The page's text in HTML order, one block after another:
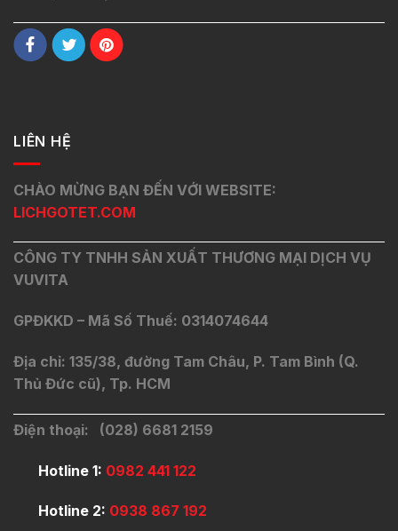
LIÊN HỆ
CHÀO MỪNG BẠN ĐẾN VỚI WEBSITE:
LICHGOTET.COM
CÔNG TY TNHH SẢN XUẤT THƯƠNG MẠI DỊCH VỤ
VUVITA
GPĐKKD – Mã Số Thuế: 0314074644
Địa chỉ: 135/38, đường Tam Châu, P. Tam Bình (Q.
Thủ Đức cũ), Tp. HCM
Điện thoại: (028) 6681 2159
Hotline 1: 0982 441 122
Hotline 2: 0938 867 192